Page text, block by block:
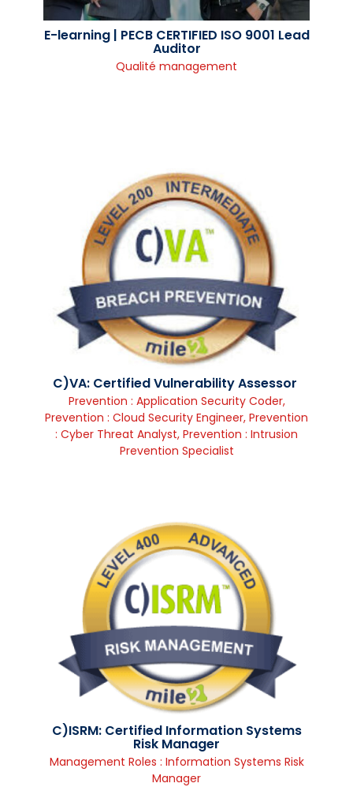
E-learning | PECB CERTIFIED ISO 9001 Lead
Auditor
Qualité management
C)VA: Certified Vulnerability Assessor
Prevention : Application Security Coder,
Prevention : Cloud Security Engineer, Prevention
: Cyber Threat Analyst, Prevention : Intrusion
Prevention Specialist
C)ISRM: Certified Information Systems
Risk Manager
Management Roles : Information Systems Risk
Manager